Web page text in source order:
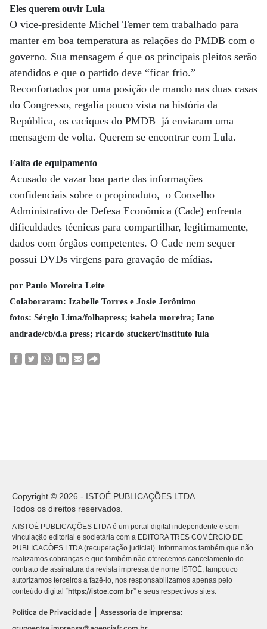
Eles querem ouvir Lula
O vice-presidente Michel Temer tem trabalhado para
manter em boa temperatura as relações do PMDB com o
governo. Sua mensagem é que os principais pleitos serão
atendidos e que o partido deve “ficar frio.”
Reconfortados por uma posição de mando nas duas casas
do Congresso, regalia pouco vista na história da
República, os caciques do PMDB já enviaram uma
mensagem de volta. Querem se encontrar com Lula.
Falta de equipamento
Acusado de vazar boa parte das informações
confidenciais sobre o propinoduto, o Conselho
Administrativo de Defesa Econômica (Cade) enfrenta
dificuldades técnicas para compartilhar, legitimamente,
dados com órgãos competentes. O Cade nem sequer
possui DVDs virgens para gravação de mídias.
por Paulo Moreira Leite
Colaboraram: Izabelle Torres e Josie Jerônimo
fotos: Sérgio Lima/folhapress; isabela moreira; Iano
andrade/cb/d.a press; ricardo stuckert/instituto lula
Copyright © 2026 - ISTOÉ PUBLICAÇÕES LTDA
Todos os direitos reservados.
A ISTOÉ PUBLICAÇÕES LTDA é um portal digital independente e sem
vinculação editorial e societária com a EDITORA TRES COMÉRCIO DE
PUBLICACÕES LTDA (recuperação judicial). Informamos também que não
realizamos cobranças e que também não oferecemos cancelamento do
contrato de assinatura da revista impressa de nome ISTOÉ, tampouco
autorizamos terceiros a fazê-lo, nos responsabilizamos apenas pelo
conteúdo digital “https://istoe.com.br” e seus respectivos sites.
Política de Privacidade | Assessoria de Imprensa: